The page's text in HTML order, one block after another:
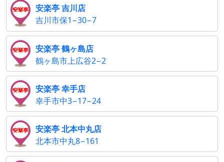
安楽亭 吉川店
吉川市保1−30−7
安楽亭 鶴ヶ島店
鶴ヶ島市上広谷2−2
安楽亭 幸手店
幸手市中3−17−24
安楽亭 北本中丸店
北本市中丸8−161